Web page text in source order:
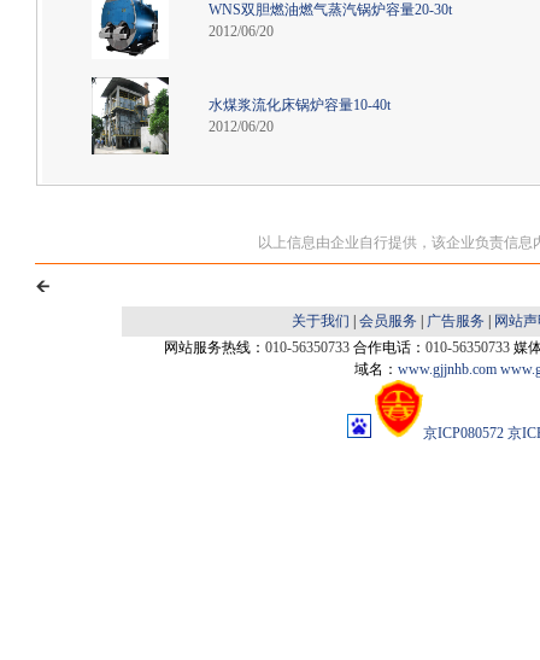
WNS双胆燃油燃气蒸汽锅炉容量20-30t
2012/06/20
水煤浆流化床锅炉容量10-40t
2012/06/20
以上信息由企业自行提供，该企业负责信
关于我们 会员服务 广告服务
网站
网站服务热线： 010-56350733 合作电话： 010-56350733 媒
域名： www.gjjnhb.com
京ICP080572 京